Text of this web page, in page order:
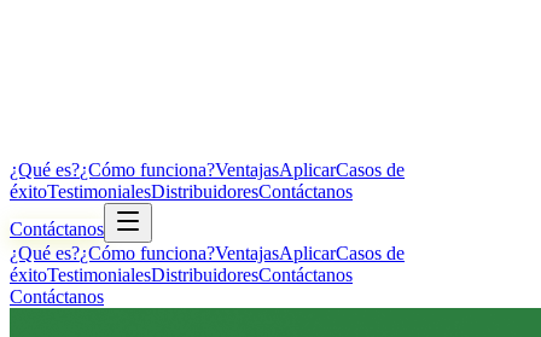
¿Qué es?¿Cómo funciona?VentajasAplicarCasos de
éxitoTestimonialesDistribuidoresContáctanos
Contáctanos
¿Qué es?¿Cómo funciona?VentajasAplicarCasos de
éxitoTestimonialesDistribuidoresContáctanos
Contáctanos